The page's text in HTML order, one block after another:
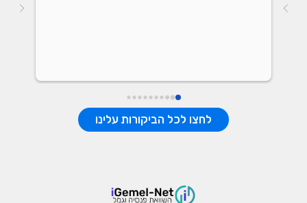
לחצו לכל הביקורות עלינו